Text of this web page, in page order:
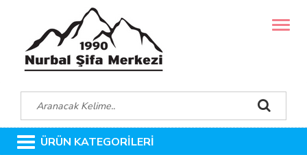
MENÜ
ÜRÜN KATEGORİLERİ